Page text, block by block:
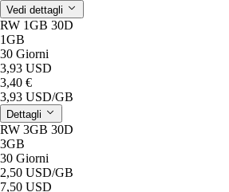
Vedi dettagli
RW 1GB 30D
1GB
30 Giorni
3,93 USD
3,40 €
3,93 USD/GB
Dettagli
RW 3GB 30D
3GB
30 Giorni
2,50 USD/GB
7,50 USD